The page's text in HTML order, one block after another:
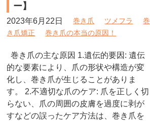
ー】
2023年6月22日 巻き爪 ツメフラ
巻
き爪矯正
巻き爪の本当の原因！
巻き爪の主な原因 1.遺伝的要因: 遺伝
的な要素により、爪の形状や構造が変
化し、巻き爪が生じることがありま
す。 2.不適切な爪のケア: 爪を正しく切
らない、爪の周囲の皮膚を過度に剥が
すなどの誤ったケア方法は、巻き爪を